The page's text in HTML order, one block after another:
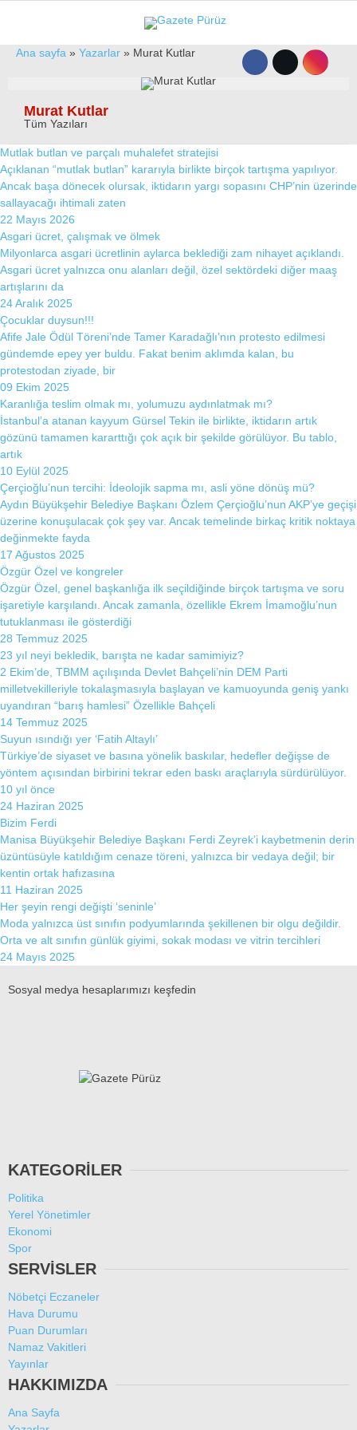
Facebook
Youtube
VİDEO
YEREL YÖNETIMLER
GÜNCEL
EKONOMI
POLITIKA
SAĞLIK
KÜLTÜR-SANAT
SPOR
DIĞER
Ana sayfa » Yazarlar » Murat Kutlar
Murat Kutlar
Tüm Yazıları
Mutlak butlan ve parçalı muhalefet stratejisi
Açıklanan “mutlak butlan” kararıyla birlikte birçok tartışma yapılıyor.
Ancak başa dönecek olursak, iktidarın yargı sopasını CHP’nin üzerinde
sallayacağı ihtimali zaten
22 Mayıs 2026
Asgari ücret, çalışmak ve ölmek
Milyonlarca asgari ücretlinin aylarca beklediği zam nihayet açıklandı.
Asgari ücret yalnızca onu alanları değil, özel sektördeki diğer maaş
artışlarını da
24 Aralık 2025
Çocuklar duysun!!!
Afife Jale Ödül Töreni’nde Tamer Karadağlı’nın protesto edilmesi
gündemde epey yer buldu. Fakat benim aklımda kalan, bu
protestodan ziyade, bir
09 Ekim 2025
Karanlığa teslim olmak mı, yolumuzu aydınlatmak mı?
İstanbul’a atanan kayyum Gürsel Tekin ile birlikte, iktidarın artık
gözünü tamamen kararttığı çok açık bir şekilde görülüyor. Bu tablo,
artık
10 Eylül 2025
Çerçioğlu’nun tercihi: İdeolojik sapma mı, asli yöne dönüş mü?
Aydın Büyükşehir Belediye Başkanı Özlem Çerçioğlu’nun AKP’ye geçişi
üzerine konuşulacak çok şey var. Ancak temelinde birkaç kritik noktaya
değinmekte fayda
17 Ağustos 2025
Özgür Özel ve kongreler
Özgür Özel, genel başkanlığa ilk seçildiğinde birçok tartışma ve soru
işaretiyle karşılandı. Ancak zamanla, özellikle Ekrem İmamoğlu’nun
tutuklanması ile gösterdiği
28 Temmuz 2025
23 yıl neyi bekledik, barışta ne kadar samimiyiz?
2 Ekim’de, TBMM açılışında Devlet Bahçeli’nin DEM Parti
milletvekilleriyle tokalaşmasıyla başlayan ve kamuoyunda geniş yankı
uyandıran “barış hamlesi” Özellikle Bahçeli
14 Temmuz 2025
Suyun ısındığı yer ‘Fatih Altaylı’
Türkiye’de siyaset ve basına yönelik baskılar, hedefler değişse de
yöntem açısından birbirini tekrar eden baskı araçlarıyla sürdürülüyor.
10 yıl önce
24 Haziran 2025
Bizim Ferdi
Manisa Büyükşehir Belediye Başkanı Ferdi Zeyrek’i kaybetmenin derin
üzüntüsüyle katıldığım cenaze töreni, yalnızca bir vedaya değil; bir
kentin ortak hafızasına
11 Haziran 2025
Her şeyin rengi değişti ‘seninle’
Moda yalnızca üst sınıfın podyumlarında şekillenen bir olgu değildir.
Orta ve alt sınıfın günlük giyimi, sokak modası ve vitrin tercihleri
24 Mayıs 2025
Sosyal medya hesaplarımızı keşfedin
KATEGORİLER
Politika
Yerel Yönetimler
Ekonomi
Spor
SERVİSLER
Nöbetçi Eczaneler
Hava Durumu
Puan Durumları
Namaz Vakitleri
Yayınlar
HAKKIMIZDA
Ana Sayfa